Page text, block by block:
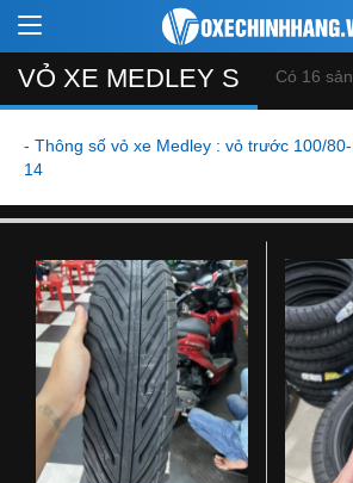
VỎ XE MEDLEY S Có 16
- Thông số vỏ xe Medley : vỏ trước 100/
14